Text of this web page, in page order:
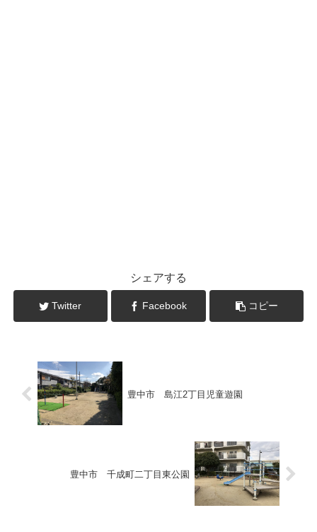
シェアする
Twitter Facebook コピー
豊中市 島江2丁目児童遊園
豊中市 千成町二丁目東公園